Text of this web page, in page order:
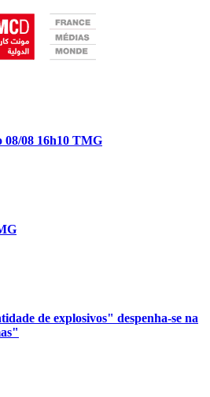
08/08 16h10 TMG
de explosivos" despenha-se na